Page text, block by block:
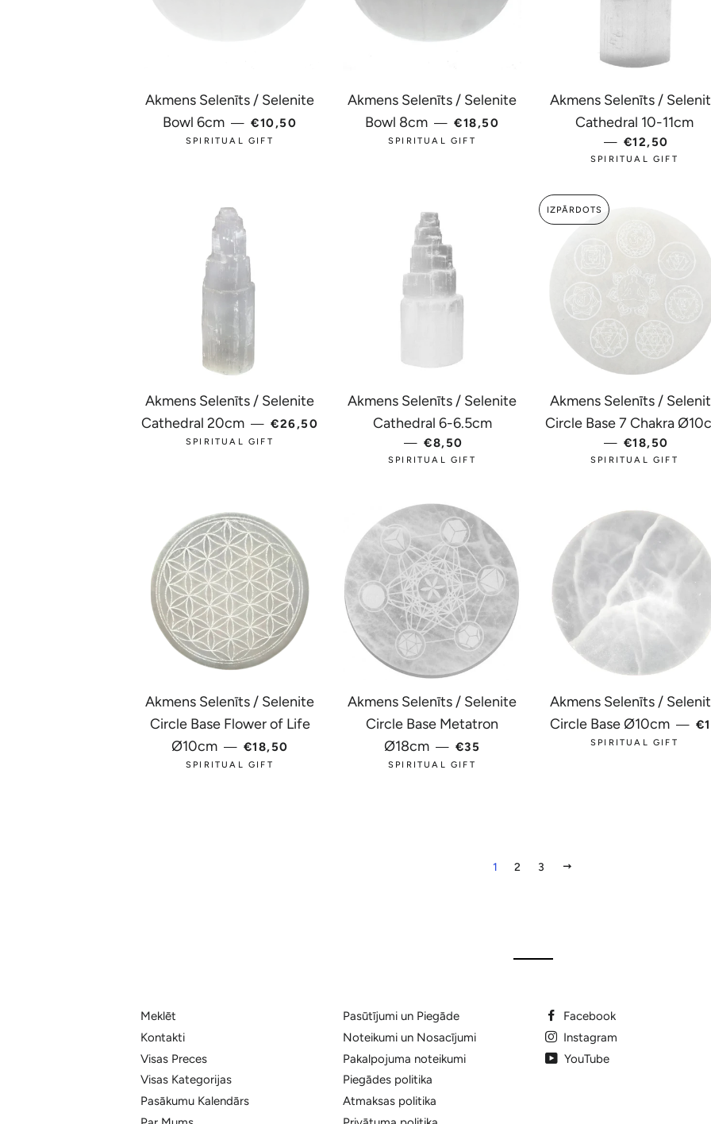
Akmens Selenīts / Selenite
Bowl 6cm — PARASTĀ CENA
€10,50
SPIRITUAL GIFT
Akmens Selenīts / Selenite
Bowl 8cm — PARASTĀ CENA
€18,50
SPIRITUAL GIFT
Akmens Selenīts /
Cathedral 10-11cm
— PARASTĀ
€12,50
SPIRITUAL GIFT
Akmens Selenīts / Selenite
Cathedral 20cm — PARASTĀ CENA
€26,50
SPIRITUAL GIFT
Akmens Selenīts / Selenite
Cathedral 6-6.5cm
— PARASTĀ CENA
€8,50
SPIRITUAL GIFT
IZPĀRDOTS
Akmens Selenīts /
Circle Base 7 Chakra
— PARASTĀ
€18,50
SPIRITUAL GIFT
Akmens Selenīts / Selenite
Circle Base Flower of Life
Ø10cm — PARASTĀ CENA
€18,50
SPIRITUAL GIFT
Akmens Selenīts / Selenite
Circle Base Metatron
Ø18cm — PARASTĀ CENA
€35
SPIRITUAL GIFT
Akmens Selenīts /
Circle Base Ø10cm —
SPIRITUAL GIFT
1 2 3
Meklēt
Kontakti
Visas Preces
Visas Kategorijas
Pasākumu Kalendārs
Pasūtījumi un Piegāde
Noteikumi un Nosacījumi
Pakalpojuma noteikumi
Piegādes politika
Atmaksas politika
Facebook
Instagram
YouTube